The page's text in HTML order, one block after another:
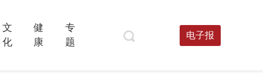
文
化
健
康
专
题
电子报